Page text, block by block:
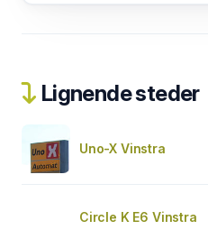
Lignende steder
Uno-X Vinstra
Circle K E6 Vinstra